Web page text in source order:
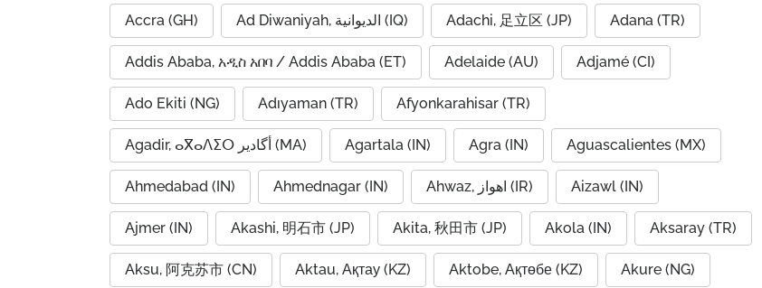
Accra (GH) Ad Diwaniyah, الديوانية (IQ) Adachi, 足立区 (JP) Adana (TR)
Addis Ababa, አዲስ አበባ / Addis Ababa (ET) Adelaide (AU) Adjamé (CI)
Ado Ekiti (NG) Adıyaman (TR) Afyonkarahisar (TR)
Agadir, ⴰⴳⴰⴷⵉⵔ أگادیر (MA) Agartala (IN) Agra (IN) Aguascalientes (MX)
Ahmedabad (IN) Ahmednagar (IN) Ahwaz, اهواز (IR) Aizawl (IN)
Ajmer (IN) Akashi, 明石市 (JP) Akita, 秋田市 (JP) Akola (IN) Aksaray (TR)
Aksu, 阿克苏市 (CN) Aktau, Ақтау (KZ) Aktobe, Ақтөбе (KZ) Akure (NG)